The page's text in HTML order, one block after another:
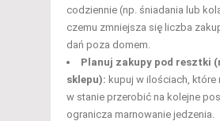
codziennie (np. śniadania lub
czemu zmniejsza się liczba
dań poza domem.
Planuj zakupy pod resztki
sklepu): kupuj w ilościach, które
w stanie przerobić na kolejne
ogranicza marnowanie jedzenia.